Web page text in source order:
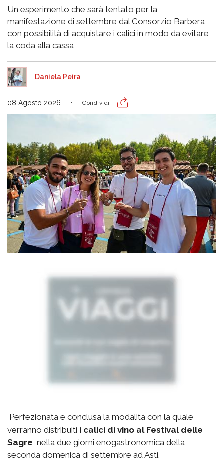
Un esperimento che sarà tentato per la
manifestazione di settembre dal Consorzio Barbera
con possibilità di acquistare i calici in modo da evitare
la coda alla cassa
Daniela Peira
08 Agosto 2026 Condividi
Perfezionata e conclusa la modalità con la quale
verranno distribuiti i calici di vino al Festival delle
Sagre, nella due giorni enogastronomica della
seconda domenica di settembre ad Asti.